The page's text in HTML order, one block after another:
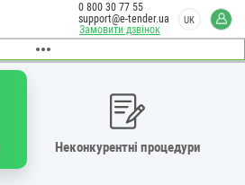
Замовити дзвінок
0 800 30 77 55
support@e-tender.ua
UK
Неконкурентні процедури